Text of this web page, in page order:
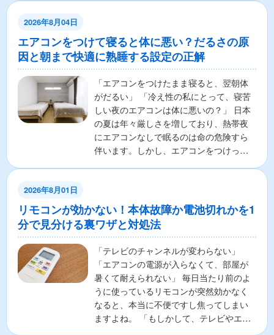
2026年8月04日
エアコンをつけて寝ると体に悪い？だるさの原
因と朝まで快適に熟睡する設定の正解
「エアコンをつけたまま寝ると、翌朝体
がだるい」 「冷え性の私にとって、寝苦
しい夜のエアコンは体に悪いの？」 日本
の夏は年々厳しさを増しており、熱帯夜
にエアコンなしで眠るのは命の危険すら
伴います。しかし、エアコンをつけっぱ
2026年8月01日
リモコンが効かない！本体故障か電池切れかを1
分で見分ける裏ワザと対処法
「テレビのチャンネルが変わらない」
「エアコンの電源が入らなくて、部屋が
暑くて耐えられない」 毎日当たり前のよ
うに使っているリモコンが突然効かなく
なると、本当に不便ですし焦ってしまい
ますよね。 「もしかして、テレビやエア